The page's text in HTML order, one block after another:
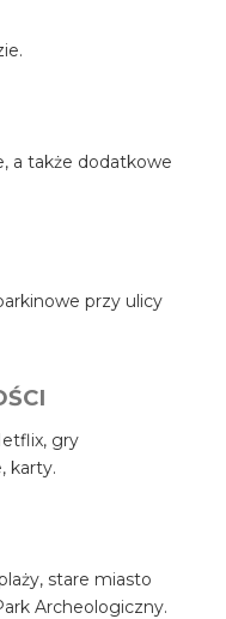
a także dodatkowe
przy ulicy
gry
karty.
stare miasto
Archeologiczny.